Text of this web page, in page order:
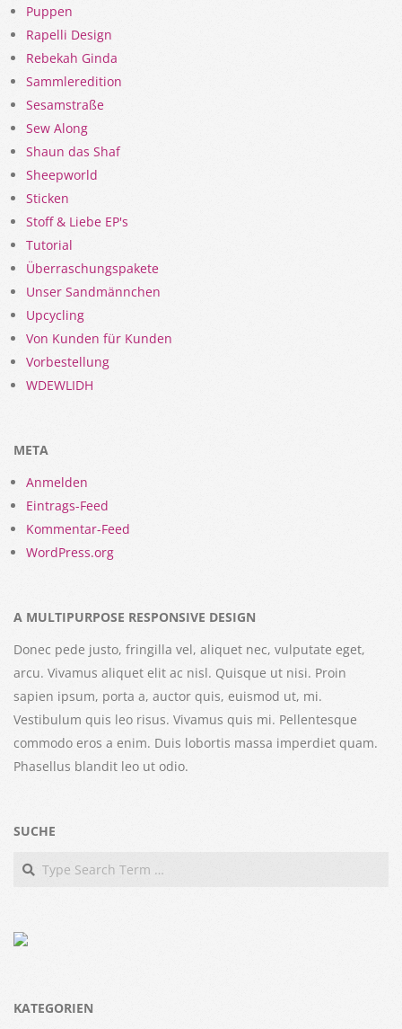
Puppen
Rapelli Design
Rebekah Ginda
Sammleredition
Sesamstraße
Sew Along
Shaun das Shaf
Sheepworld
Sticken
Stoff & Liebe EP's
Tutorial
Überraschungspakete
Unser Sandmännchen
Upcycling
Von Kunden für Kunden
Vorbestellung
WDEWLIDH
META
Anmelden
Eintrags-Feed
Kommentar-Feed
WordPress.org
A MULTIPURPOSE RESPONSIVE DESIGN
Donec pede justo, fringilla vel, aliquet nec, vulputate eget,
arcu. Vivamus aliquet elit ac nisl. Quisque ut nisi. Proin
sapien ipsum, porta a, auctor quis, euismod ut, mi.
Vestibulum quis leo risus. Vivamus quis mi. Pellentesque
commodo eros a enim. Duis lobortis massa imperdiet quam.
Phasellus blandit leo ut odio.
SUCHE
Search
KATEGORIEN